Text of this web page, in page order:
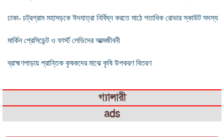
ঢাকা- চট্রগ্রাম মহাসড়কে ঈদযাত্রা নির্বিঘ্ন করতে মাঠে শতাধিক রোভার স্কাউট সদস্য
মার্কিন প্রেসিডেন্ট ও ফার্স্ট লেডিদের আত্মজীবনী
ব্রাহ্মণপাড়ায় প্রান্তিক কৃষকদের মাঝে কৃষি উপকরণ বিতরণ
গ্যালারী
ads